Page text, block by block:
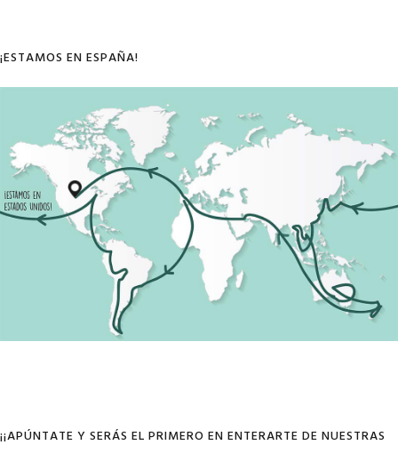
¡ESTAMOS EN ESPAÑA!
¡¡APÚNTATE Y SERÁS EL PRIMERO EN ENTERARTE DE NUESTRAS